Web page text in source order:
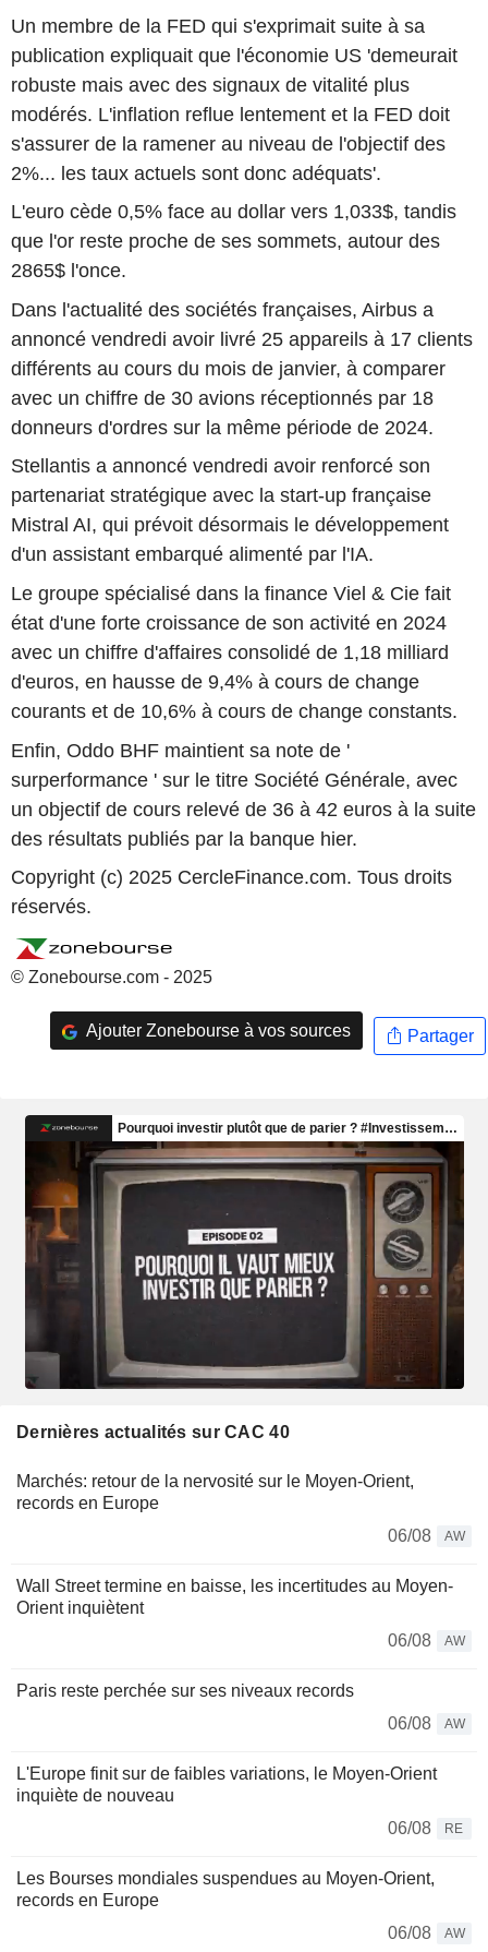
Un membre de la FED qui s'exprimait suite à sa
publication expliquait que l'économie US 'demeurait
robuste mais avec des signaux de vitalité plus
modérés. L'inflation reflue lentement et la FED doit
s'assurer de la ramener au niveau de l'objectif des
2%... les taux actuels sont donc adéquats'.
L'euro cède 0,5% face au dollar vers 1,033$, tandis
que l'or reste proche de ses sommets, autour des
2865$ l'once.
Dans l'actualité des sociétés françaises, Airbus a
annoncé vendredi avoir livré 25 appareils à 17 clients
différents au cours du mois de janvier, à comparer
avec un chiffre de 30 avions réceptionnés par 18
donneurs d'ordres sur la même période de 2024.
Stellantis a annoncé vendredi avoir renforcé son
partenariat stratégique avec la start-up française
Mistral AI, qui prévoit désormais le développement
d'un assistant embarqué alimenté par l'IA.
Le groupe spécialisé dans la finance Viel & Cie fait
état d'une forte croissance de son activité en 2024
avec un chiffre d'affaires consolidé de 1,18 milliard
d'euros, en hausse de 9,4% à cours de change
courants et de 10,6% à cours de change constants.
Enfin, Oddo BHF maintient sa note de '
surperformance ' sur le titre Société Générale, avec
un objectif de cours relevé de 36 à 42 euros à la suite
des résultats publiés par la banque hier.
Copyright (c) 2025 CercleFinance.com. Tous droits
réservés.
© Zonebourse.com - 2025
Ajouter Zonebourse à vos sources Partager
Dernières actualités sur CAC 40
Marchés: retour de la nervosité sur le Moyen-Orient,
records en Europe
06/08
AW
Wall Street termine en baisse, les incertitudes au Moyen-
Orient inquiètent
06/08
AW
Paris reste perchée sur ses niveaux records
06/08
AW
L'Europe finit sur de faibles variations, le Moyen-Orient
inquiète de nouveau
06/08
RE
Les Bourses mondiales suspendues au Moyen-Orient,
records en Europe
06/08
AW